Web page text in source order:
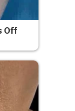
Off